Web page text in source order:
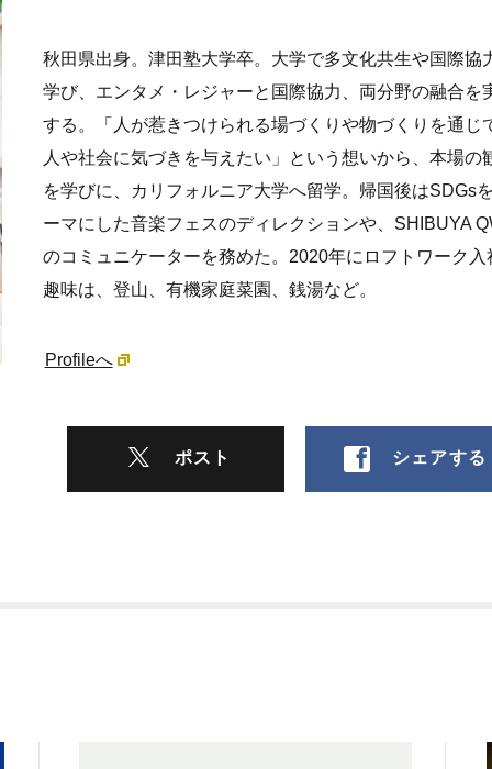
秋田県出身。津田塾大学卒。大学で多文化共生や国際協
学び、エンタメ・レジャーと国際協力、両分野の融合を
する。「人が惹きつけられる場づくりや物づくりを通じ
人や社会に気づきを与えたい」という想いから、本場の
を学びに、カリフォルニア大学へ留学。帰国後はSDGs
ーマにした音楽フェスのディレクションや、SHIBUYA
のコミュニケーターを務めた。2020年にロフトワーク入
趣味は、登山、有機家庭菜園、銭湯など。
Profileへ
ポスト シェアする
か"を見抜く入試広報事例 ──夜ふかし大学 オンライン 特別
【アーカイブ配信】ひらくの設計図#3 見えない価